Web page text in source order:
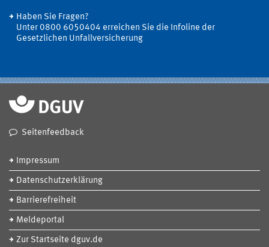
Haben Sie Fragen?
Unter 0800 6050404 erreichen Sie die Infoline der
Gesetzlichen Unfallversicherung
Seitenfeedback
Impressum
Datenschutzerklärung
Barrierefreiheit
Meldeportal
Zur Startseite dguv.de